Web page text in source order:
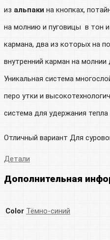
из альпаки на кнопках,
на молнию и пуговицы в тон
кармана, два из которых на
внутренний карман на
Уникальная система
перо утки и
система для удержания тепла
Отличный вариант Для
Детали
Дополнительная
Color Тёмно-синий